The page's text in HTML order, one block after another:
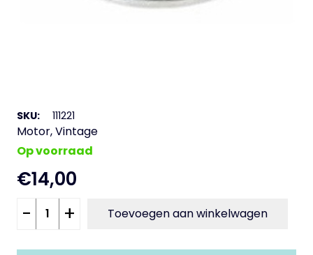
SKU: 111221
Motor,Vintage
Op voorraad
€14,00
Koppeling
veer
V50
- + Toevoegen aan winkelwagen